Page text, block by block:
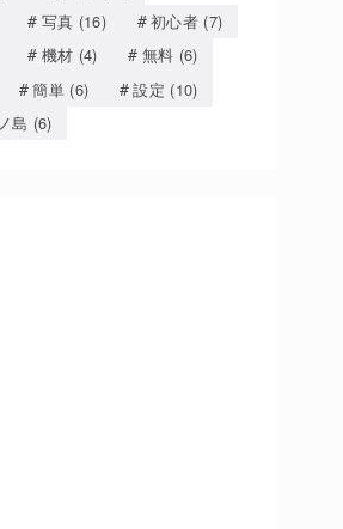
写真 (16) 初心者 (7)
機材 (4) 無料 (6)
簡単 (6) 設定 (10)
島 (6)